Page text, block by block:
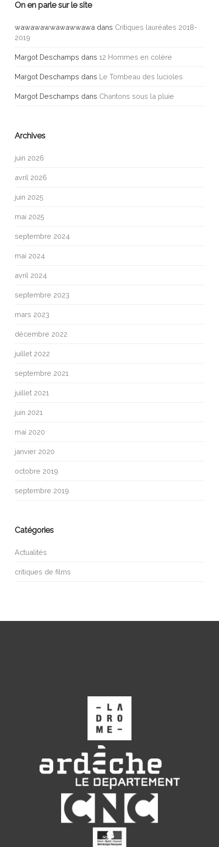
On en parle sur le site
wawawawwawawwawa dans Critiques lauréates 2018-
2019
Margot Deschamps dans 12 Hommes en colère
Margot Deschamps dans Le Tombeau des lucioles
Margot Deschamps dans Chantons sous la pluie
Archives
juin 2026
avril 2026
juin 2025
mai 2025
septembre 2024
mai 2024
avril 2024
septembre 2023
mars 2023
décembre 2022
juillet 2022
septembre 2021
juillet 2021
juin 2021
mai 2020
janvier 2020
octobre 2019
septembre 2019
Catégories
Actualités
critiques de films